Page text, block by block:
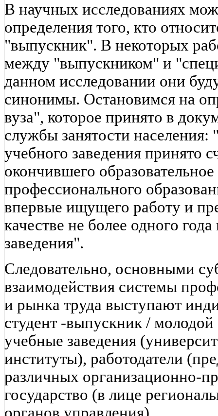
В научных исследованиях
определения того, кто
"выпускник". В некоторых
между "выпускником" и
данном исследовании они
синонимы. Остановимся на
вуза", которое принято в
службы занятости
учебного заведения принято
окончившего
профессионального
впервые ищущего работу и
качестве не более одного
заведения".
Следовательно, основными
взаимодействия системы
и рынка труда выступают
студент -выпускник /
учебные заведения
институты), работодатели
различных организационно-
государство (в лице